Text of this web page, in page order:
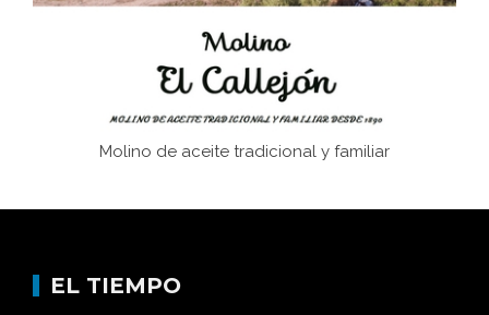
Molino de aceite tradicional y familiar
EL TIEMPO